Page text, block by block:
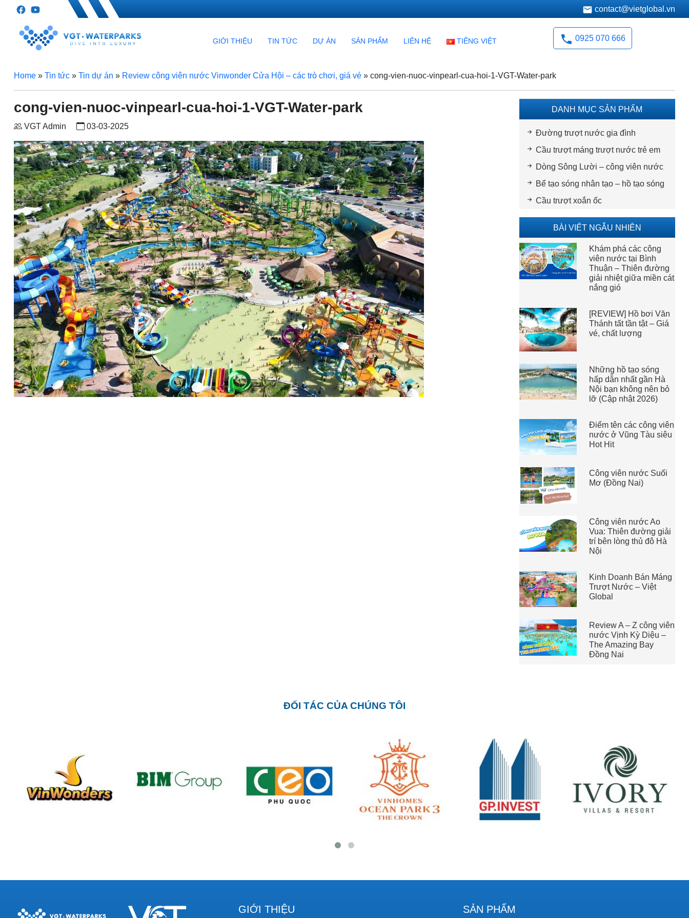
contact@vietglobal.vn
GIỚI THIỆU TIN TỨC DỰ ÁN SẢN PHẨM LIÊN HỆ TIẾNG VIỆT 0925 070 666
Home» Tin tức» Tin dự án » Review công viên nước Vinwonder Cửa Hội – các trò chơi, giá vé» cong-vien-nuoc-vinpearl-cua-hoi-1-VGT-Water-park
cong-vien-nuoc-vinpearl-cua-hoi-1-VGT-Water-park
VGT Admin 03-03-2025
DANH MỤC SẢN PHẨM
Đường trượt nước gia đình
Cầu trượt máng trượt nước trẻ em
Dòng Sông Lười – công viên nước
Bể tạo sóng nhân tạo – hồ tạo sóng
Cầu trượt xoắn ốc
BÀI VIẾT NGẪU NHIÊN
Khám phá các công
viên nước tại Bình
Thuận – Thiên đường
giải nhiệt giữa miền cát
nắng gió
[REVIEW] Hồ bơi Văn
Thánh tất tần tật – Giá
vé, chất lượng
Những hồ tạo sóng
hấp dẫn nhất gần Hà
Nội bạn không nên bỏ
lỡ (Cập nhật 2026)
Điểm tên các công viên
nước ở Vũng Tàu siêu
Hot Hit
Công viên nước Suối
Mơ (Đồng Nai)
Công viên nước Ao
Vua: Thiên đường giải
trí bên lòng thủ đô Hà
Nội
Kinh Doanh Bán Máng
Trượt Nước – Việt
Global
Review A – Z công viên
nước Vịnh Kỳ Diệu –
The Amazing Bay
Đồng Nai
ĐỐI TÁC CỦA CHÚNG TÔI
GIỚI THIỆU SẢN PHẨM